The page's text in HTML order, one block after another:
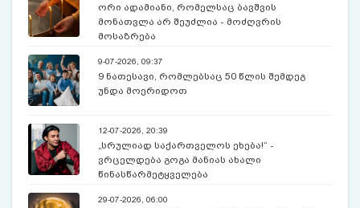
ორი ადამიანი, რომელსაც ბავშვის
მონათვლა არ შეუძლია - მოძღვრის
მოსაზრება
9-07-2026, 09:37
9 ნათესავი, რომლებსაც 50 წლის შემდეგ
უნდა მოერიდოთ
12-07-2026, 20:39
„სრულიად საქართველოს ეხება!“ -
ვრცელდება გოგა მანიას ახალი
წინასწარმეტყველება
29-07-2026, 06:00